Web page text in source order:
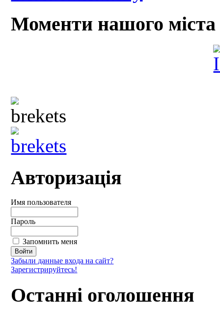
Моменти нашого міста
Авторизація
Имя пользователя
Пароль
Запомнить меня
Забыли данные входа на сайт?
Зарегистрируйтесь!
Останні оголошення